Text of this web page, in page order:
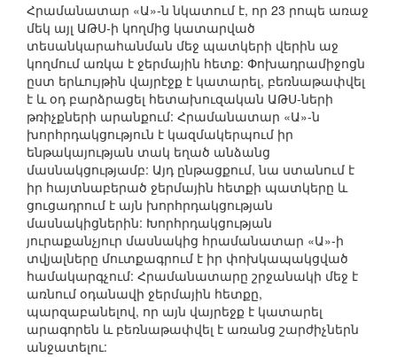
Հրամանատար «Ա»-ն նկատում է, որ 23 րոպե առաջ
մեկ այլ ԱԹՍ-ի կողմից կատարված
տեսանկարահանման մեջ պատկերի վերին աջ
կողմում առկա է ջերմային հետք: Փոխադրամիջոցն
ըստ երևույթին վայրէջք է կատարել, բեռնաթափվել
է և օդ բարձրացել հետախուզական ԱԹՍ-ների
թռիչքների արանքում: Հրամանատար «Ա»-ն
խորհրդակցություն է կազմակերպում իր
ենթակայության տակ եղած անձանց
մասնակցությամբ: Այդ ընթացքում, նա ստանում է
իր հայտնաբերած ջերմային հետքի պատկերը և
ցուցադրում է այն խորհրդակցության
մասնակիցներին: Խորհրդակցության
յուրաքանչյուր մասնակից հրամանատար «Ա»-ի
տվյալները մուտքագրում է իր փոխկապակցված
համակարգչում: Հրամանատարը շրջանակի մեջ է
առնում օդանավի ջերմային հետքը,
պարզաբանելով, որ այն վայրեջք է կատարել
արագորեն և բեռնաթափվել է առանց շարժիչներն
անջատելու: